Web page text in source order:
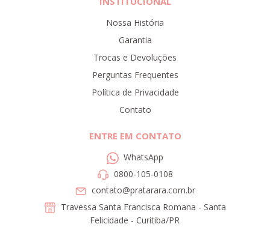
Nossa História
Garantia
Trocas e Devoluções
Perguntas Frequentes
Política de Privacidade
Contato
ENTRE EM CONTATO
WhatsApp
0800-105-0108
contato@pratarara.com.br
Travessa Santa Francisca Romana - Santa
Felicidade - Curitiba/PR